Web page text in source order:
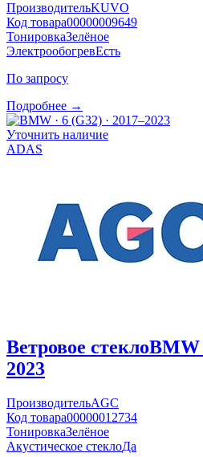
ПроизводительKUVO
Код товара00000009649
ТонировкаЗелёное
ЭлектрообогревЕсть
По запросу
Подробнее →
Уточнить наличие
ADAS
Ветровое стеклоBMW
2023
ПроизводительAGC
Код товара00000012734
ТонировкаЗелёное
Акустическое стеклоДа